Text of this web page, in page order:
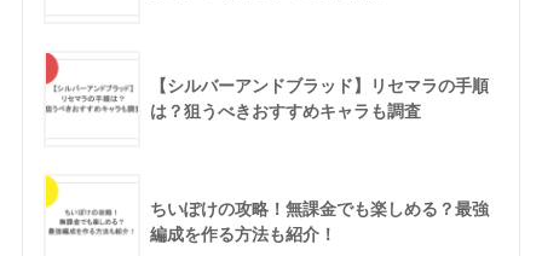
【シルバーアンドブラッド】リセマラの手順
は？狙うべきおすすめキャラも調査
ちいぽけの攻略！無課金でも楽しめる？最強
編成を作る方法も紹介！